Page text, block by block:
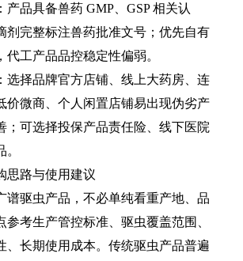
产品具备兽药 GMP、GSP 相关认
剂完整标注兽药批准文号；优先自有
代工产品品控稳定性偏弱。
选择品牌官方店铺、线上大药房、连
价微商、个人闲置店铺易出现伪劣产
；可选择投保产品责任险、线下医院
思路与使用建议
谱驱虫产品，不必单纯看重产地、品
参考生产管控标准、驱虫覆盖范围、
、长期使用成本。传统驱虫产品普遍